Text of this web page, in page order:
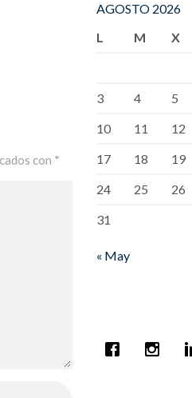
con *
AGOSTO 2026
L
M X
3
4 5
10
11 12
17
18 19
24
25 26
31
« May